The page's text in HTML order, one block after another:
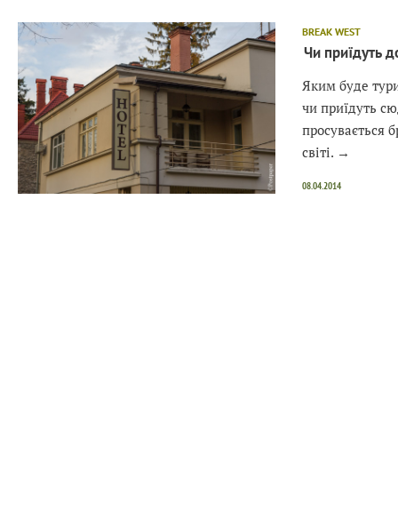
BREAK WEST
Чи приїдуть
Яким буде
чи приїдуть
просувається
світі. →
08.04.2014